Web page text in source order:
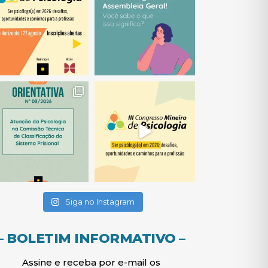
(abre em nova janela) (abre em nova janela)
Siga no Instagram(abre em nova janela)
BOLETIM INFORMATIVO –
Assine e receba por e-mail os